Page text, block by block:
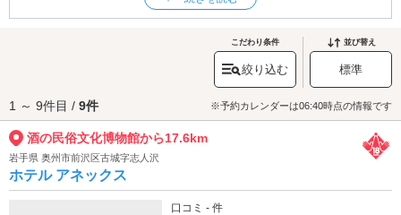
とができ、酒造りの知恵や手仕事の魅力に触れられます。また、併設のレ
造された地ビールや地酒と一緒にゆったりと食事を楽しめます。敷地内に
は直売所もあり、クラフトコーラや地酒、おつまみなどのお土産選びも可
能。歴史と味わいの詰まった空間で、ゆっくり語らいながら過ごす時間
は、カップルにとっても特別なひとときになるはずです。
酒の民俗文化博物館へは、
一関エリアのラブホテル、奥州・平泉エリアの
ラブホテルからもアクセスが便利です。
こだわり条件
絞り込む
並び替え
標準
1 ～ 9件目 / 9件 ※予約カレンダーは06:40時点の情報です
酒の民俗文化博物館から17.6km
岩手県 奥州市前沢区古城字志人沢
ホテル アネックス
口コミ - 件